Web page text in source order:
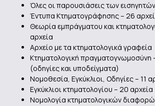
Όλες οι παρουσιάσεις των
Έντυπα Κτηματογράφησης – 26
Θεωρία εμπράγματου και
αρχεία
Αρχείο με τα κτηματολογικά γραφεία
Κτηματολογική πραγματογνωμοσύνη
(οδηγίες και υποδείγματα)
Νομοθεσία, Εγκύκλιοι, Οδηγίες – 11
Εγκύκλιοι κτηματολογίου – 20 αρχεία
Νομολογία κτηματολογικών